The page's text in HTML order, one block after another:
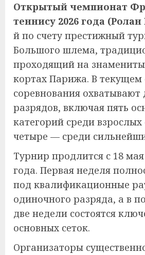
Открытый чемпионат
теннису 2026 года (Ролан
й по счету престижный
Большого шлема,
проходящий на
кортах Парижа. В текущем
соревнования охватывают
разрядов, включая пять
категорий среди
четыре — среди
Турнир продлится с 18
года. Первая неделя
под квалификационные
одиночного разряда, а в
две недели состоятся
основных сеток.
Организаторы